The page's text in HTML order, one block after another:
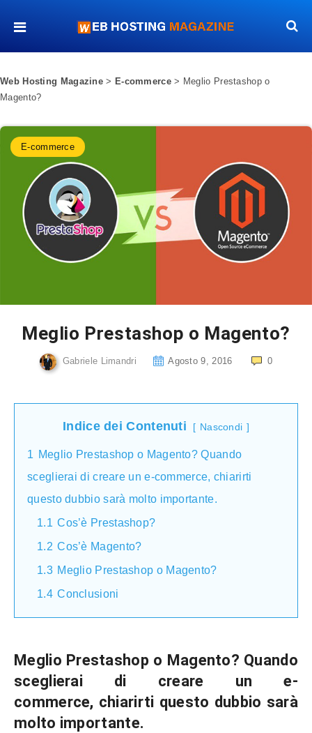
Web Hosting Magazine > E-commerce> Meglio Prestashop o
Magento?
E-commerce
Meglio Prestashop o Magento?
Gabriele Limandri Agosto 9, 2016 0
Indice dei Contenuti Nascondi
1 Meglio Prestashop o Magento? Quando
sceglierai di creare un e-commerce, chiarirti
questo dubbio sarà molto importante.
1.1 Cos’è Prestashop?
1.2 Cos’è Magento?
1.3 Meglio Prestashop o Magento?
1.4 Conclusioni
Meglio Prestashop o Magento? Quando
sceglierai di creare un e-
commerce, chiarirti questo dubbio sarà
molto importante.